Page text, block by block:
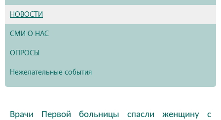
НОВОСТИ
СМИ О НАС
ОПРОСЫ
Нежелательные события
Врачи Первой больницы спасли женщину с